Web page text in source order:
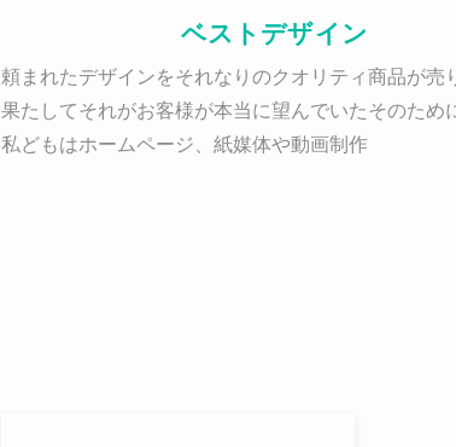
ベストデザイン
頼まれたデザインをそれなりのクオリティーで作り
果たしてそれがお客様が本当に望んでいた、デザイ
私どもはホームページ、紙媒体や動画制作まで
お
商品が売
そのため